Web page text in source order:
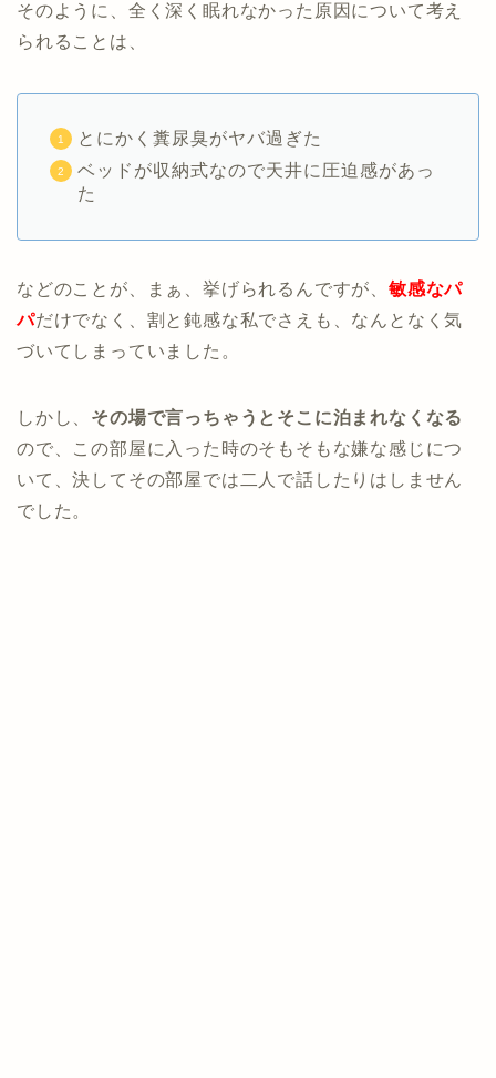
そのように、全く深く眠れなかった原因について考え
られることは、
とにかく糞尿臭がヤバ過ぎた
ベッドが収納式なので天井に圧迫感があっ
た
などのことが、まぁ、挙げられるんですが、 敏感なパ
パだけでなく、割と鈍感な私でさえも、なんとなく気
づいてしまっていました。
しかし、 その場で言っちゃうとそこに泊まれなくなる
ので、この部屋に入った時のそもそもな嫌な感じにつ
いて、決してその部屋では二人で話したりはしません
でした。